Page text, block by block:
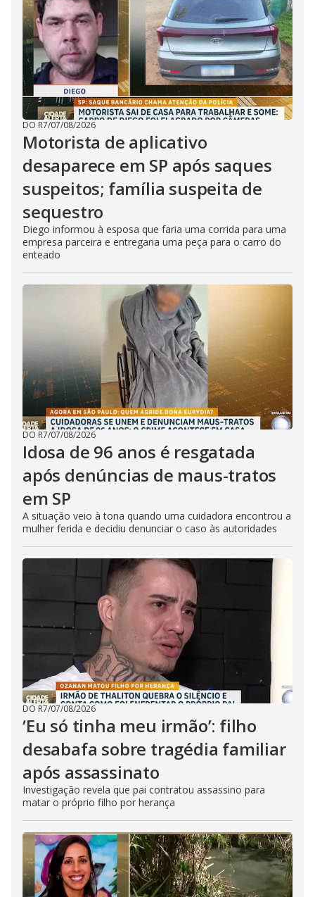
DO R7/07/08/2026
Motorista de aplicativo
desaparece em SP após saques
suspeitos; família suspeita de
sequestro
Diego informou à esposa que faria uma corrida para uma
empresa parceira e entregaria uma peça para o carro do
enteado
DO R7/07/08/2026
Idosa de 96 anos é resgatada
após denúncias de maus-tratos
em SP
A situação veio à tona quando uma cuidadora encontrou a
mulher ferida e decidiu denunciar o caso às autoridades
DO R7/07/08/2026
‘Eu só tinha meu irmão’: filho
desabafa sobre tragédia familiar
após assassinato
Investigação revela que pai contratou assassino para
matar o próprio filho por herança